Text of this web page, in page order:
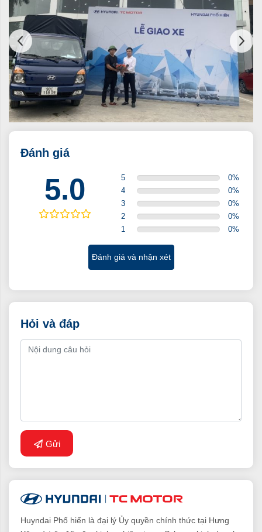
Đánh giá
5.0 5 0%
4
0%
3
0%
2
0%
1
0%
Đánh giá và nhận xét
Hỏi và đáp
Gửi
Huyndai Phố hiến là đại lý Ủy quyền chính thức tại Hưng